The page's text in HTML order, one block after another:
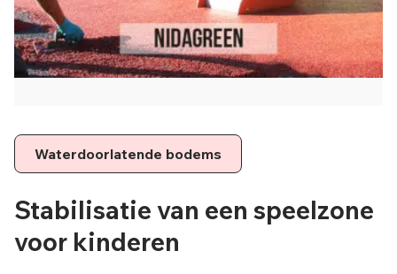
Waterdoorlatende bodems
Stabilisatie van een speelzone
voor kinderen